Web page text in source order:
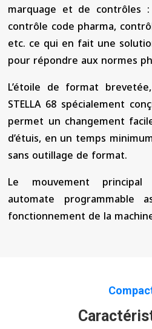
marquage et de contrôles :
contrôle code pharma,
etc. ce qui en fait une
pour répondre aux normes
L’étoile de format
STELLA 68 spécialement
permet un changement
d’étuis, en un temps
sans outillage de format.
Le mouvement
automate programmable
fonctionnement de la